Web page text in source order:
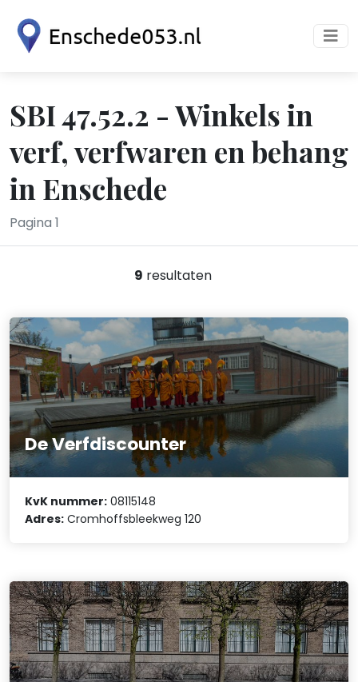
SBI 47.52.2 - Winkels in
verf, verfwaren en behang
in Enschede
Pagina 1
9 resultaten
De Verfdiscounter
KvK nummer: 08115148
Adres: Cromhoffsbleekweg 120